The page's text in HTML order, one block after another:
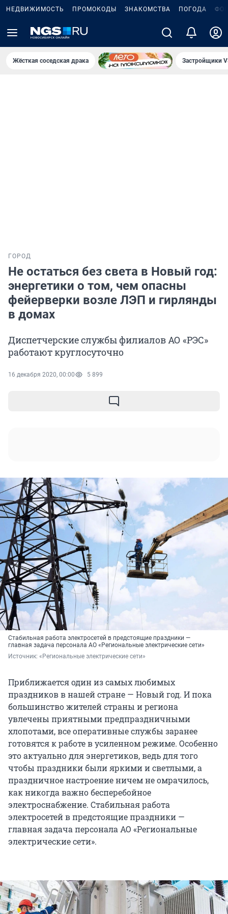
НЕДВИЖИМОСТЬ ПРОМОКОДЫ ЗНАКОМСТВА ПОГОДА
Жёсткая соседская драка Застройщики
ГОРОД
Не остаться без света в Новый год:
энергетики о том, чем опасны
фейерверки возле ЛЭП и гирлянды
в домах
Диспетчерские службы филиалов АО «РЭС»
работают круглосуточно
16 декабря 2020, 00:00 5 899
Стабильная работа электросетей в предстоящие праздники —
главная задача персонала АО «Региональные электрические сети»
Источник: «Региональные электрические сети»
Приближается один из самых любимых
праздников в нашей стране — Новый год. И пока
большинство жителей страны и региона
увлечены приятными предпраздничными
хлопотами, все оперативные службы заранее
готовятся к работе в усиленном режиме. Особенно
это актуально для энергетиков, ведь для того
чтобы праздники были яркими и светлыми, а
праздничное настроение ничем не омрачилось,
как никогда важно бесперебойное
электроснабжение. Стабильная работа
электросетей в предстоящие праздники —
главная задача персонала АО «Региональные
электрические сети».